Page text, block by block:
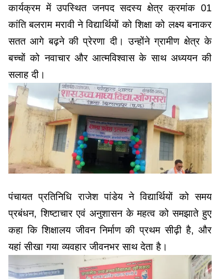
सतत आगे बढ़ने की प्रेरणा दी। उन्होंने ग्रामीण क्षेत्र के
बच्चों को नवाचार और आत्मविश्वास के साथ अध्ययन की
सलाह दी।
पंचायत प्रतिनिधि राजेश पांडेय ने विद्यार्थियों को समय
कहा कि शिक्षालय जीवन निर्माण की प्रथम सीढ़ी है, और
यहां सीखा गया व्यवहार जीवनभर साथ देता है।